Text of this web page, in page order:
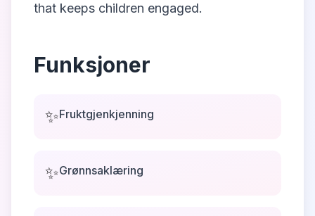
that keeps children engaged.
Funksjoner
✨Fruktgjenkjenning
✨Grønnsaklæring